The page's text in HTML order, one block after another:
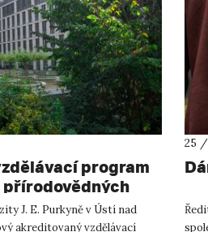
program
J. E. Purkyně v Ústí nad
akreditovaný vzdělávací
25